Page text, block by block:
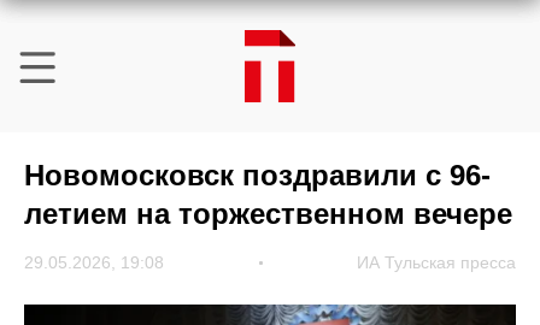
Новомосковск поздравили с 96-
летием на торжественном вечере
29.05.2026, 19:08 ИА Тульская пресса